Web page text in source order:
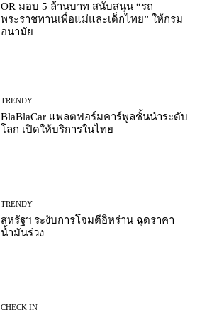
OR มอบ 5 ล้านบาท สนับสนุน “รถ
พระราชทานเพื่อแม่และเด็กไทย” ให้กรม
อนามัย
TRENDY
BlaBlaCar แพลตฟอร์มคาร์พูลชั้นนำระดับ
โลก เปิดให้บริการในไทย
TRENDY
สหรัฐฯ ระงับการโจมตีอิหร่าน ฉุดราคา
น้ำมันร่วง
CHECK IN